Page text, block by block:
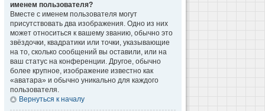
именем пользователя?
Вместе с именем пользователя могут
присутствовать два изображения. Одно из них
может относиться к вашему званию, обычно это
звёздочки, квадратики или точки, указывающие
на то, сколько сообщений вы оставили, или на
ваш статус на конференции. Другое, обычно
более крупное, изображение известно как
«аватара» и обычно уникально для каждого
пользователя.
Вернуться к началу